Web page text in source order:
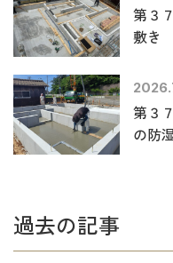
第３
敷き
第３
の防
過去の記事